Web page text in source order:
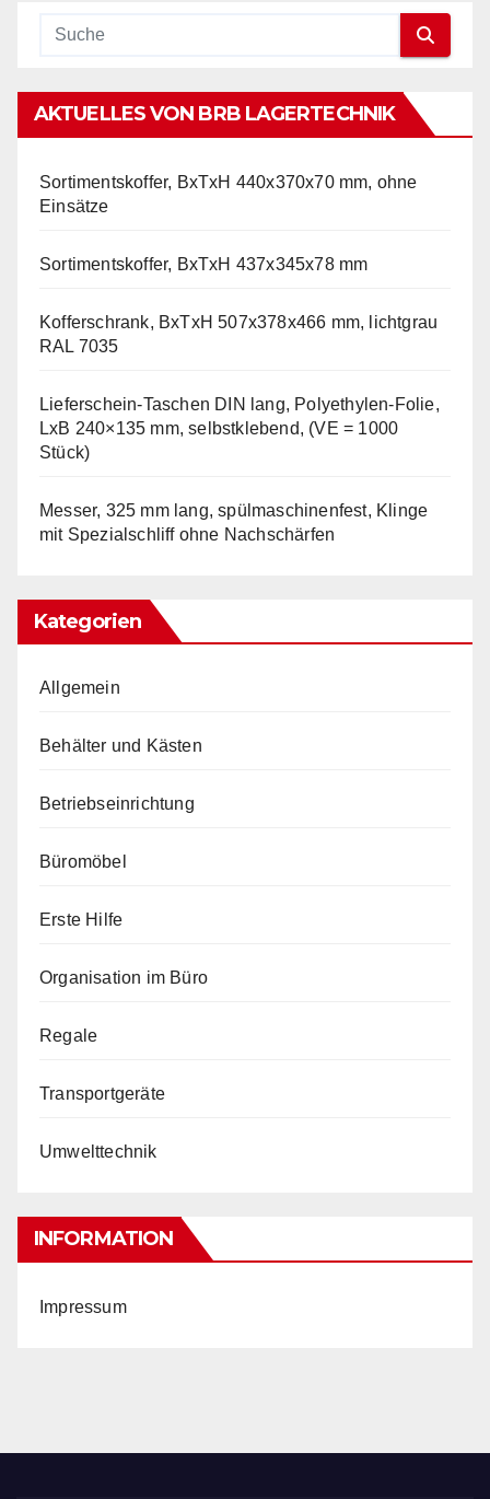
AKTUELLES VON BRB LAGERTECHNIK
Sortimentskoffer, BxTxH 440x370x70 mm, ohne
Einsätze
Sortimentskoffer, BxTxH 437x345x78 mm
Kofferschrank, BxTxH 507x378x466 mm, lichtgrau
RAL 7035
Lieferschein-Taschen DIN lang, Polyethylen-Folie,
LxB 240×135 mm, selbstklebend, (VE = 1000
Stück)
Messer, 325 mm lang, spülmaschinenfest, Klinge
mit Spezialschliff ohne Nachschärfen
Kategorien
Allgemein
Behälter und Kästen
Betriebseinrichtung
Büromöbel
Erste Hilfe
Organisation im Büro
Regale
Transportgeräte
Umwelttechnik
INFORMATION
Impressum